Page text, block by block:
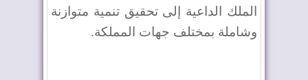
الملك الداعية إلى تحقيق تنمية متوازنة
وشاملة بمختلف جهات المملكة.